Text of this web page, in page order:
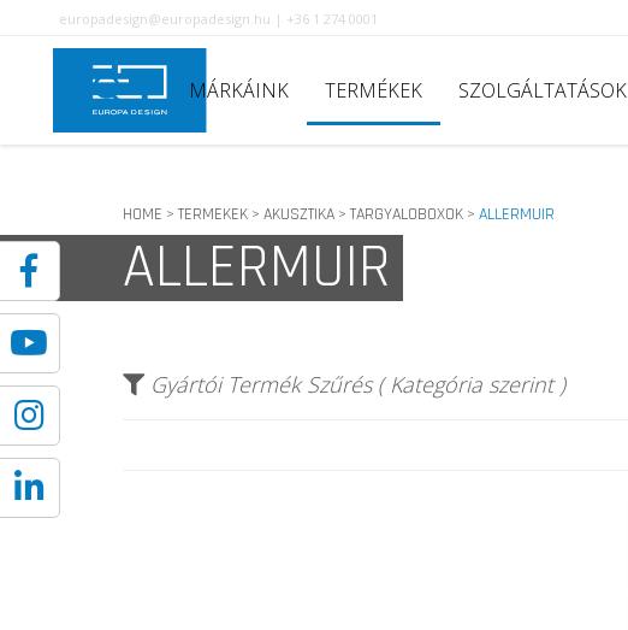
europadesign@europadesign.hu | +36 1 274 0001
MÁRKÁINK TERMÉKEK SZOLGÁLTATÁSOK
HOME > TERMEKEK > AKUSZTIKA > TARGYALOBOXOK > ALLERMUIR
ALLERMUIR
Gyártói Termék Szűrés ( Kategória szerint )